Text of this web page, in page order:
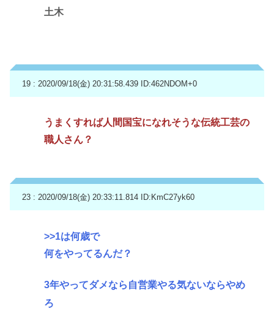
土木
19 : 2020/09/18(金) 20:31:58.439 ID:462NDOM+0
うまくすれば人間国宝になれそうな伝統工芸の
職人さん？
23 : 2020/09/18(金) 20:33:11.814 ID:KmC27yk60
>>1は何歳で
何をやってるんだ？
3年やってダメなら自営業やる気ないならやめ
ろ